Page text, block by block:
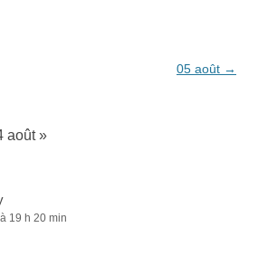
05 août →
août»
19 h 20 min